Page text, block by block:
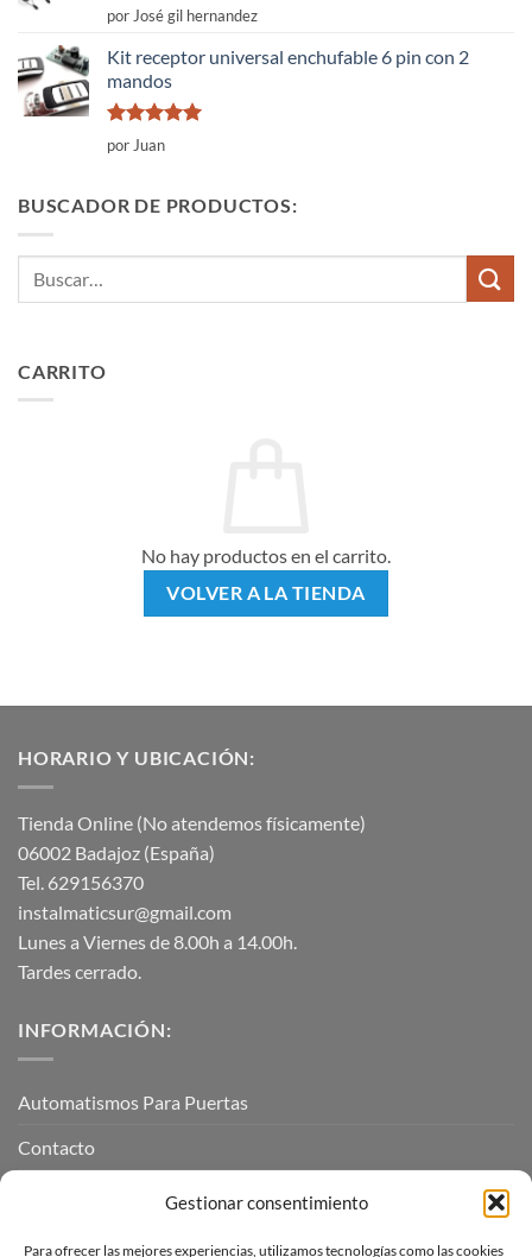
Gestionar consentimiento
Para ofrecer las mejores experiencias, utilizamos tecnologías como las cookies
Valorado
con
de 5
por José gil hernandez
Kit receptor universal enchufable 6 pin con 2
mandos
Valorado
con
por Juan
BUSCADOR DE PRODUCTOS:
CARRITO
No hay productos en el carrito.
VOLVER A LA TIENDA
HORARIO Y UBICACIÓN:
Tienda Online (No atendemos físicamente)
06002 Badajoz (España)
Tel. 629156370
instalmaticsur@gmail.com
Lunes a Viernes de 8.00h a 14.00h.
Tardes cerrado.
INFORMACIÓN:
Automatismos Para Puertas
Contacto